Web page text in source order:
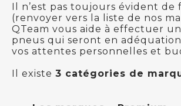
Il n’est pas toujours évident
(renvoyer vers la liste de nos
QTeam vous aide à effectuer
pneus qui seront en
vos attentes personnelles et
Il existe 3 catégories de